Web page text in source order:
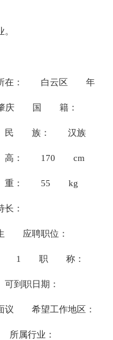
在： 白云区 年
庆 国 籍：
民 族： 汉族
高： 170 cm
重： 55 kg
长：
应聘职位：
1 职 称：
可到职日期：
议 希望工作地区：
所属行业：